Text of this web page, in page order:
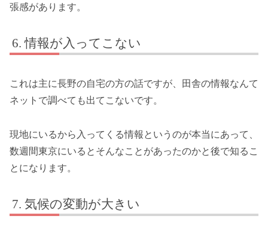
張感があります。
情報が入ってこない
これは主に長野の自宅の方の話ですが、田舎の情報なんて
ネットで調べても出てこないです。
現地にいるから入ってくる情報というのが本当にあって、
数週間東京にいるとそんなことがあったのかと後で知るこ
とになります。
気候の変動が大きい